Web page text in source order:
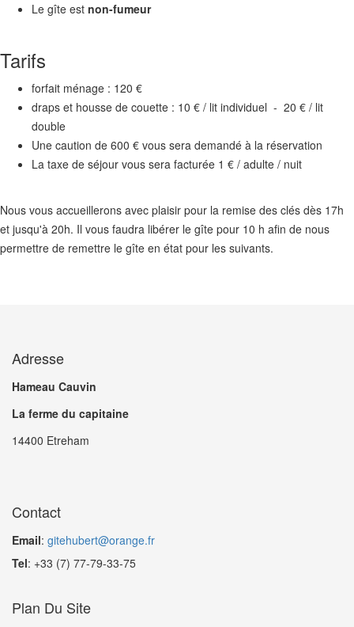
Le gîte est non-fumeur
Tarifs
forfait ménage : 120 €
draps et housse de couette : 10 € / lit individuel - 20 € / lit
double
Une caution de 600 € vous sera demandé à la réservation
La taxe de séjour vous sera facturée 1 € / adulte / nuit
Nous vous accueillerons avec plaisir pour la remise des clés dès 17h
et jusqu'à 20h. Il vous faudra libérer le gîte pour 10 h afin de nous
permettre de remettre le gîte en état pour les suivants.
Adresse
Hameau Cauvin
La ferme du capitaine
14400 Etreham
Contact
Email: gitehubert@orange.fr
Tel: +33 (7) 77-79-33-75
Plan Du Site